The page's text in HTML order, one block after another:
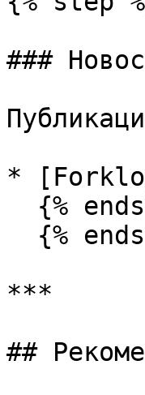
###
*
***
##